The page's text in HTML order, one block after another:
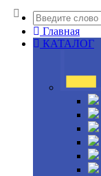
Главная
КАТАЛОГ